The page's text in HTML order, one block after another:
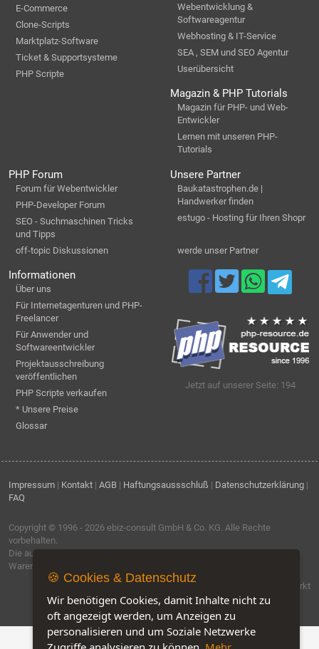
E-Commerce
Clone-Scripts
Marktplatz-Software
Ticket & Supportsysteme
PHP Scripte
Webentwicklung &
Softwareagentur
Webhosting & IT-Service
SEA , SEM und SEO Agentur
Userübersicht
Magazin & PHP Tutorials
Magazin für PHP- und Web-
Entwickler
Lernen mit unseren PHP-
Tutorials
PHP Forum
Forum für Webentwickler
PHP-Developer Forum
SEO - Suchmaschinen Tricks
und Tipps
off-topic Diskussionen
Unsere Partner
Baukatastrophen.de |
Handwerker finden
estugo - Hosting für Ihren Shopr
werde unser Partner
Informationen
Über uns
Für Internetagenturen und PHP-
Freelancer
Für Anwender und
Softwareentwickler
Projektausschreibung
veröffentlichen
PHP Scripte verkaufen
* Unsere Preise
Glossar
Jetzt auf unserer Seite: 194
Impressum | Kontakt | AGB | Haftungsaussschluß | Datenschutzerklärung |
FAQ
Copyright © 1996 - 2026 ebiz-consult GmbH & Co. KG . Alle Rechte
vorbehalten.
Die auf dieser Seite verwendeten Produktbezeichnungen, Namen und
Warenzeichen sind Eigentum der jeweiligen Firmen.
Software by IQ-Markt
🍪 Cookies & Datenschutz
Wir benötigen Cookies, damit Inhalte nicht zu
oft angezeigt werden, um Anzeigen zu
personalisieren und um Soziale Netzwerke